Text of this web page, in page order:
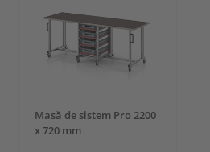
Masă de sistem Pro 2200
x 720 mm